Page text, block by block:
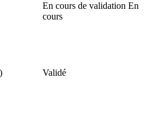
En cours de validation En
cours
Validé